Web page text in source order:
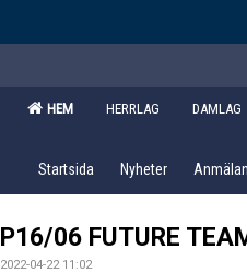
HEM HERRLAG DAMLAG
Startsida Nyheter
P16/06 FUTURE
2022-04-22 11:02